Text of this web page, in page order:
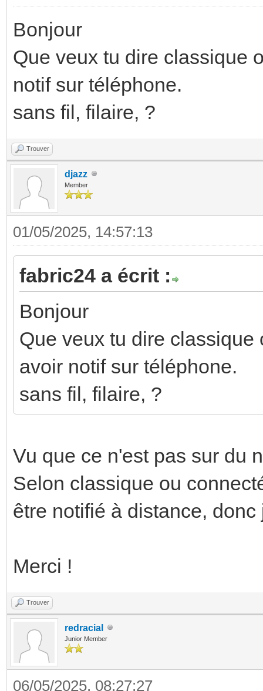
Bonjour
Que veux tu dire classique
notif sur téléphone.
sans fil, filaire, ?
Trouver
djazz
Member
01/05/2025, 14:57:13
fabric24 a écrit :
Bonjour
Que veux tu dire
avoir notif sur téléphone.
sans fil, filaire, ?
Vu que ce n'est pas sur du
Selon classique ou
être notifié à distance,
Merci !
Trouver
redracial
Junior Member
06/05/2025, 08:27:27